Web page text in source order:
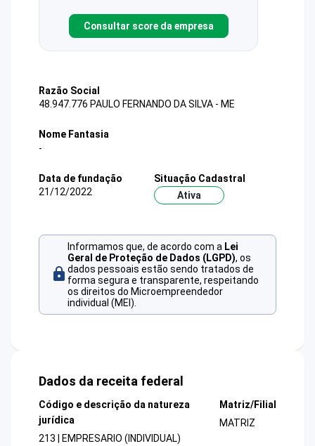
Consultar score da empresa
Razão Social
48.947.776 PAULO FERNANDO DA SILVA - ME
Nome Fantasia
-
Data de fundação
21/12/2022
Situação Cadastral
Ativa
Informamos que, de acordo com a Lei
Geral de Proteção de Dados (LGPD), os
dados pessoais estão sendo tratados de
forma segura e transparente, respeitando
os direitos do Microempreendedor
individual (MEI).
Dados da receita federal
Código e descrição da natureza
jurídica
213 | EMPRESARIO (INDIVIDUAL)
Matriz/Filial
MATRIZ